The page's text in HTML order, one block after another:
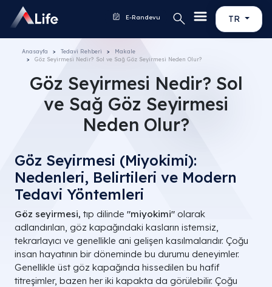
TR
E-Randevu
Anasayfa Tedavi Rehberi
Makale
Göz Seyirmesi Nedir? Sol ve Sağ Göz Seyirmesi Neden Olur?
Göz Seyirmesi Nedir? Sol
ve Sağ Göz Seyirmesi
Neden Olur?
Göz Seyirmesi (Miyokimi):
Nedenleri, Belirtileri ve Modern
Tedavi Yöntemleri
Göz seyirmesi, tıp dilinde "miyokimi" olarak
adlandırılan, göz kapağındaki kasların istemsiz,
tekrarlayıcı ve genellikle ani gelişen kasılmalarıdır. Çoğu
insan hayatının bir döneminde bu durumu deneyimler.
Genellikle üst göz kapağında hissedilen bu hafif
titreşimler, bazen her iki kapakta da görülebilir. Çoğu